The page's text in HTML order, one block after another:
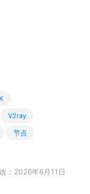
V2ray
节点
：2026年6月11日